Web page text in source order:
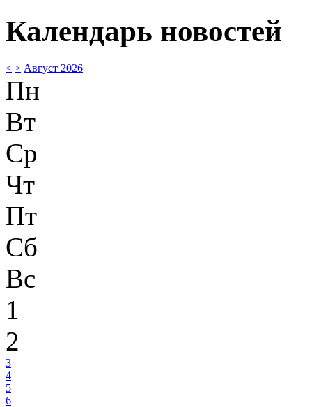
Календарь новостей
< > Август 2026
Пн
Вт
Ср
Чт
Пт
Сб
Вс
1
2
3
4
5
6